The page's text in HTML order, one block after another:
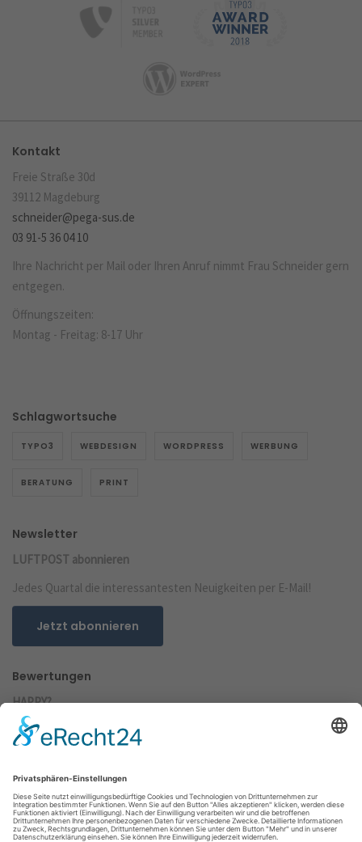
Kontakt
Freie Straße 30d
39112 Magdeburg
schneider@pega-sus.de
03 91-5 36 04 10
Ihre Nachricht per Mail oder Ihren Anruf nimmt Frau Schneider gern
entgegen.
Öffnungszeiten:
Montag - Freitag: 8-17 Uhr
Schlagwortsuche
TYPO3 WEBDESIGN WORDPRESS WERBUNG
BERATUNG PRINT
Newsletter
LUFTPOST abonnieren
Jedes Quartal die interessantesten Neuigkeiten per E-Mail!
Jetzt abonnieren
Bewertungen
HAPPY?
Teilen Sie uns Ihre Meinung mit, sie ist uns wichtig!
61Bewertungen auf
ProvenExpert.com